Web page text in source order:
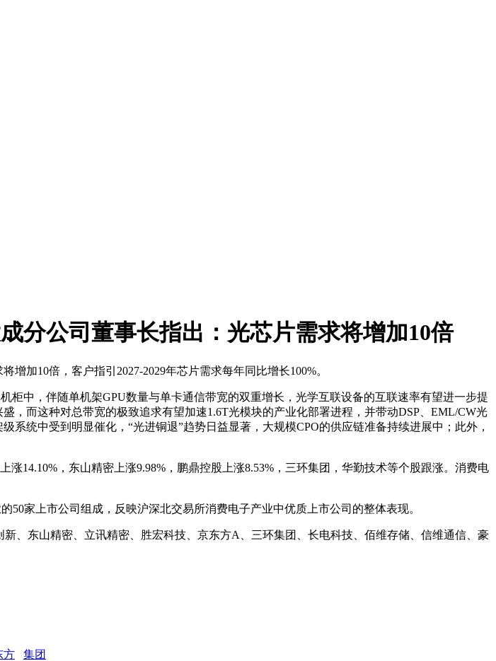
分公司董事长指出：光芯片需求将增加10倍
加10倍，客户指引2027-2029年芯片需求每年同比增长100%。
柜中，伴随单机架GPU数量与单卡通信带宽的双重增长，光学互联设备的互联速率有望进一步提
，而这种对总带宽的极致追求有望加速1.6T光模块的产业化部署进程，并带动DSP、EML/CW光
统中受到明显催化，“光进铜退”趋势日益显著，大规模CPO的供应链准备持续进展中；此外，
涨14.10%，东山精密上涨9.98%，鹏鼎控股上涨8.53%，三环集团，华勤技术等个股跟涨。消费电
家上市公司组成，反映沪深北交易所消费电子产业中优质上市公司的整体表现。
、东山精密、立讯精密、胜宏科技、京东方A、三环集团、长电科技、佰维存储、信维通信、豪
方 集团